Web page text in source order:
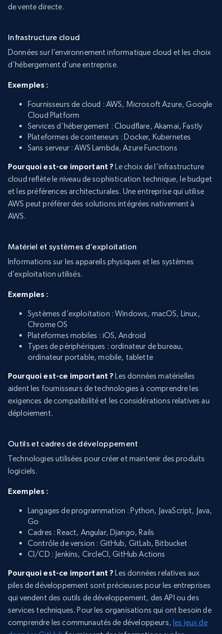
de vente directe.
Infrastructure cloud
Données sur l’environnement informatique cloud et les choix
d’hébergement d’une entreprise.
Exemples :
Fournisseurs de cloud : AWS, Microsoft Azure, Google
Cloud Platform
Services d’hébergement : Cloudflare, Akamai, Fastly
Plateformes de conteneurs : Docker, Kubernetes
Sans serveur : AWS Lambda, Azure Functions
Pourquoi est-ce important ? Le choix de l’infrastructure
cloud reflète le niveau de sophistication technique, le budget
et les préférences architecturales. Une entreprise qui utilise
AWS peut préférer des solutions intégrées nativement à
AWS.
Matériel et systèmes d’exploitation
Informations sur les appareils physiques et les systèmes
d’exploitation utilisés.
Exemples :
Systèmes d’exploitation : Windows, macOS, Linux,
Chrome OS
Plateformes mobiles : iOS, Android
Types de périphériques : ordinateur de bureau,
ordinateur portable, mobile, tablette
Pourquoi est-ce important ? Les données matérielles
aident les fournisseurs de technologies à comprendre les
exigences de compatibilité et les considérations relatives au
déploiement.
Outils et cadres de développement
Technologies utilisées pour créer et maintenir des produits
logiciels.
Exemples :
Langages de programmation : Python, JavaScript, Java,
Go
Cadres : React, Angular, Django, Rails
Contrôle de version : GitHub, GitLab, Bitbucket
CI/CD : Jenkins, CircleCI, GitHub Actions
Pourquoi est-ce important ? Les données relatives aux
piles de développement sont précieuses pour les entreprises
qui vendent des outils de développement, des API ou des
services techniques. Pour les organisations qui ont besoin de
comprendre les communautés de développeurs, les jeux de